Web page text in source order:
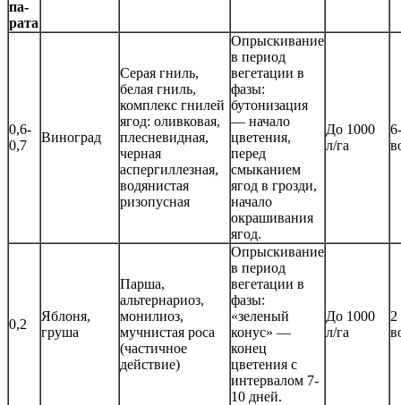
па­
ра­та
0,6-
0,7
Виноград
Серая гниль,
белая гниль,
комплекс гнилей
ягод: оливковая,
плесневидная,
черная
аспергиллезная,
водянистая
ризопусная
Опрыскивание
в период
вегетации в
фазы:
бутонизация
— начало
цветения,
перед
смыканием
ягод в грозди,
начало
окрашивания
ягод.
До 1000
л/га
0,2
Яблоня,
груша
Парша,
альтернариоз,
монилиоз,
мучнистая роса
(частичное
действие)
Опрыскивание
в период
вегетации в
фазы:
«зеленый
конус» —
конец
цветения с
интервалом 7-
10 дней.
До 1000
л/га
2